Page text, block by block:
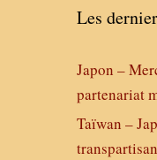
Les
Japon –
partenariat
Taïwan –